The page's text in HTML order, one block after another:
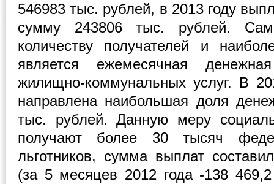
546983 тыс. рублей, в 2013 году
сумму 243806 тыс. рублей.
количеству получателей и
является ежемесячная
жилищно-коммунальных услуг. В
направлена наибольшая доля
тыс. рублей. Данную меру
получают более 30 тысяч
льготников, сумма выплат
(за 5 месяцев 2012 года -138